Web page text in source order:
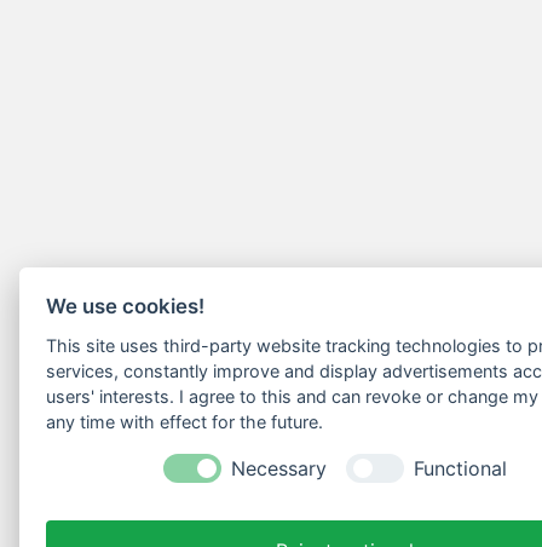
We use cookies!
This site uses third-party website tracking technologies to
services, constantly improve and display advertisements
users' interests. I agree to this and can revoke or change
any time with effect for the future.
Necessary Functional